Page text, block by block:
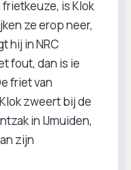
is Klok
ze erop neer,
hij in NRC
fout, dan is ie
friet van
zweert bij de
in IJmuiden,
zijn